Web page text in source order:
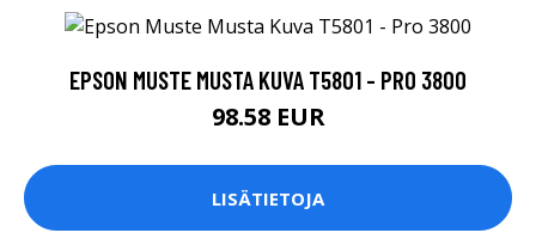
EPSON MUSTE MUSTA KUVA T5801 - PRO 3800
98.58 EUR
LISÄTIETOJA